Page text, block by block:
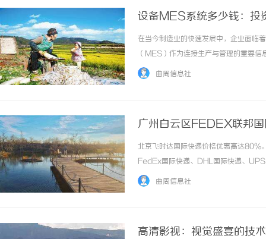
设备MES系统多少钱：投
在当今制造业的快速发展中，企业面临
（MES）作为连接生产与管理的重要
往往让许多企业主感到困惑。本文将深
曲周信息社
广州白云区FEDEX联邦
北京飞时达国际快递价格优惠高达80%
FedEx国际快递、DHL国际快递、
务。物流行业日益竞争激烈的背景下
曲周信息社
高清影视：视觉盛宴的技